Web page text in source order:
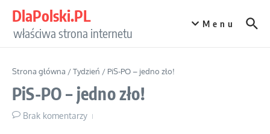
DlaPolski.PL
właściwa strona internetu
Menu
Strona główna /Tydzień / PiS-PO – jedno zło!
PiS-PO – jedno zło!
Brak komentarzy